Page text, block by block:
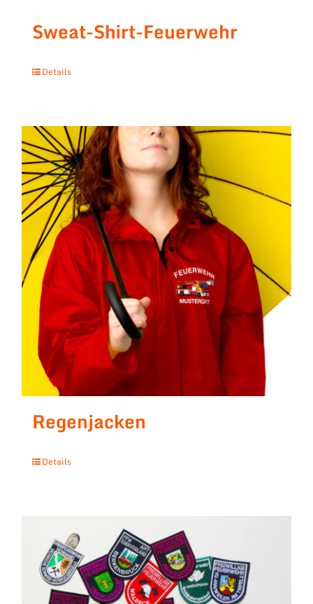
Sweat-Shirt-Feuerwehr
Details
Regenjacken
Details